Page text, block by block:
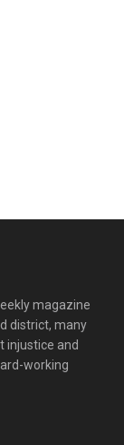
magazine
district, many
injustice and
working